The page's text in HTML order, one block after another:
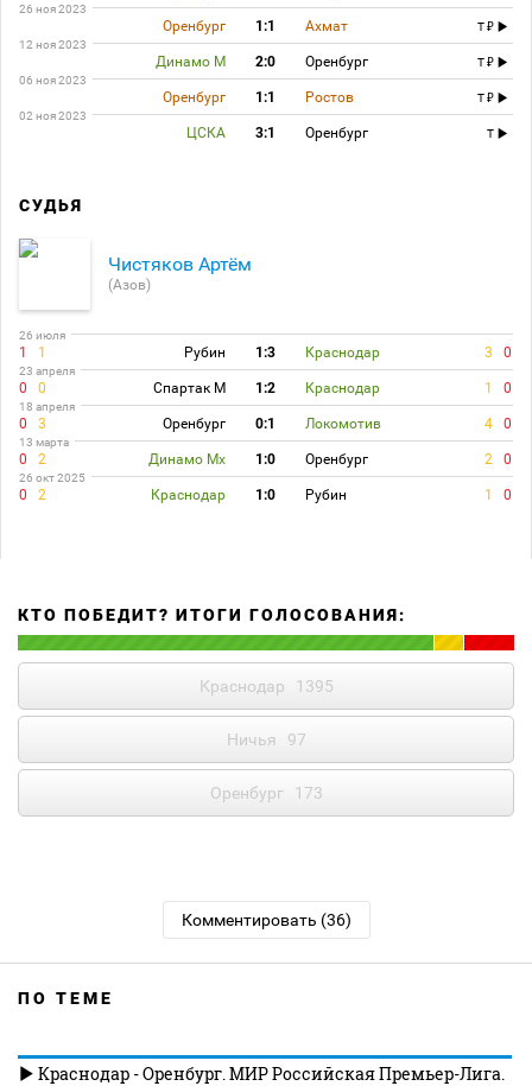
26 ноя 2023
Оренбург 1:1 Ахмат
T
12 ноя 2023
Динамо М 2:0 Оренбург
T
06 ноя 2023
Оренбург 1:1 Ростов
T
02 ноя 2023
ЦСКА 3:1 Оренбург T
СУДЬЯ
Чистяков Артём
(Азов)
26 июля
1 1 Рубин 1:3 Краснодар 3 0
23 апреля
0 0 Спартак М 1:2 Краснодар 1 0
18 апреля
0 3 Оренбург 0:1 Локомотив 4 0
13 марта
0 2 Динамо Мх 1:0 Оренбург 2 0
26 окт 2025
0 2 Краснодар 1:0 Рубин 1 0
КТО ПОБЕДИТ? ИТОГИ ГОЛОСОВАНИЯ:
Краснодар 1395
Ничья 97
Оренбург 173
Комментировать (36)
ПО ТЕМЕ
Краснодар - Оренбург. МИР Российская Премьер-Лига.